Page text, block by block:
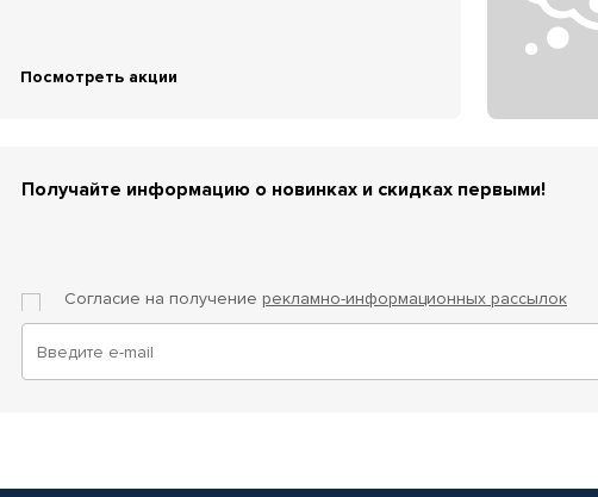
Посмотреть акции
Получайте информацию о новинках и скидках первыми!
Согласие на получение рекламно-информационных рассылок